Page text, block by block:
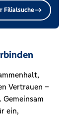
Filialsuche
Vertrauen –
ein,